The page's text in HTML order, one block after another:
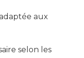
aux
selon les